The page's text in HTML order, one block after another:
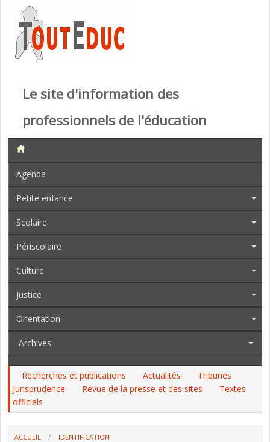
Le site d'information des
professionnels de l'éducation
Agenda
Petite enfance
Scolaire
Périscolaire
Culture
Justice
Orientation
Archives
Recherches et publications Actualités
Tribunes
Jurisprudence
Revue de la presse et des sites
Textes
officiels
ACCUEIL IDENTIFICATION